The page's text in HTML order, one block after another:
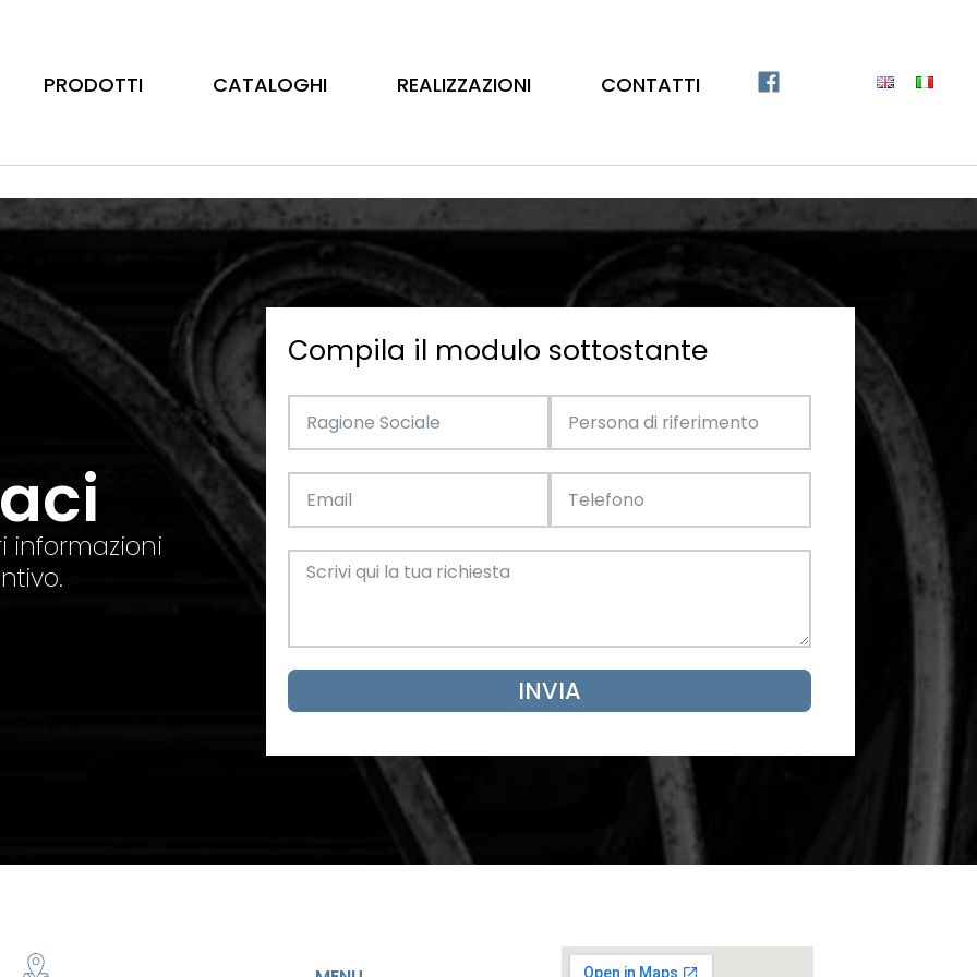
PRODOTTI CATALOGHI REALIZZAZIONI CONTATTI
Ottone
Tubo
Alluminio
Oggettistica e arredamento
Catalogo Illustrativo
SCARICA ORA
Catalogo
Acciaio
+39 0445 580865
+39 0445 580366
info@feba.it
informazioni
Compila il modulo sottostante
INVIA